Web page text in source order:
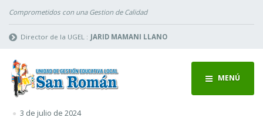
Comprometidos con una Gestion de Calidad
Director de la UGEL : JARID MAMANI LLANO
MENÚ
3 de julio de 2024